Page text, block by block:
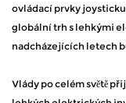
ovládací prvky
globální trh s lehkými
nadcházejících letech
Vlády po celém světě